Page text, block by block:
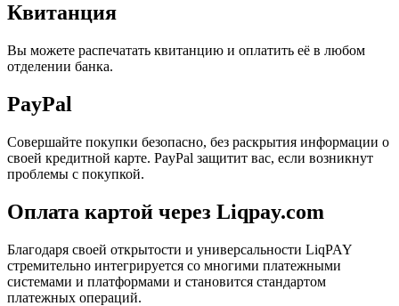
Квитанция
Вы можете распечатать квитанцию и оплатить её в любом
отделении банка.
PayPal
Совершайте покупки безопасно, без раскрытия информации о
своей кредитной карте. PayPal защитит вас, если возникнут
проблемы с покупкой.
Оплата картой через Liqpay.com
Благодаря своей открытости и универсальности LiqPAY
стремительно интегрируется со многими платежными
системами и платформами и становится стандартом
платежных операций.